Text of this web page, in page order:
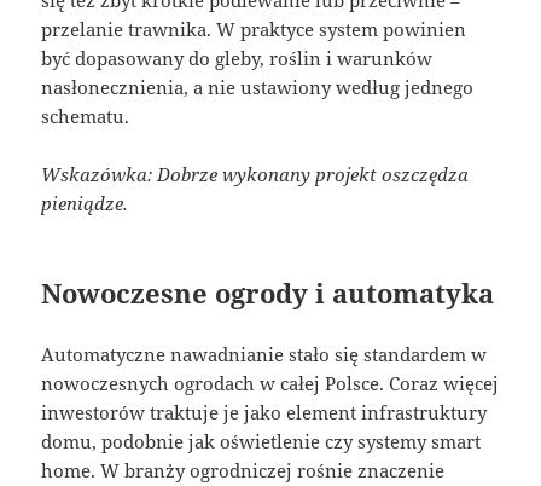
przelanie trawnika. W praktyce system powinien
być dopasowany do gleby, roślin i warunków
nasłonecznienia, a nie ustawiony według jednego
schematu.
Wskazówka: Dobrze wykonany projekt oszczędza
pieniądze.
Nowoczesne ogrody i automatyka
Automatyczne nawadnianie stało się standardem w
nowoczesnych ogrodach w całej Polsce. Coraz więcej
inwestorów traktuje je jako element infrastruktury
domu, podobnie jak oświetlenie czy systemy smart
home. W branży ogrodniczej rośnie znaczenie